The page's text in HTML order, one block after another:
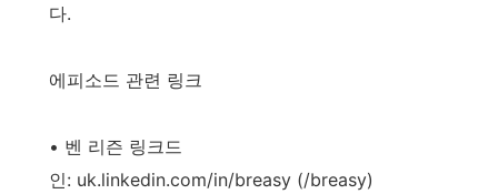
다.
에피소드 관련 링크
• 벤 리즌 링크드
인: uk.linkedin.com/in/breasy (/breasy)